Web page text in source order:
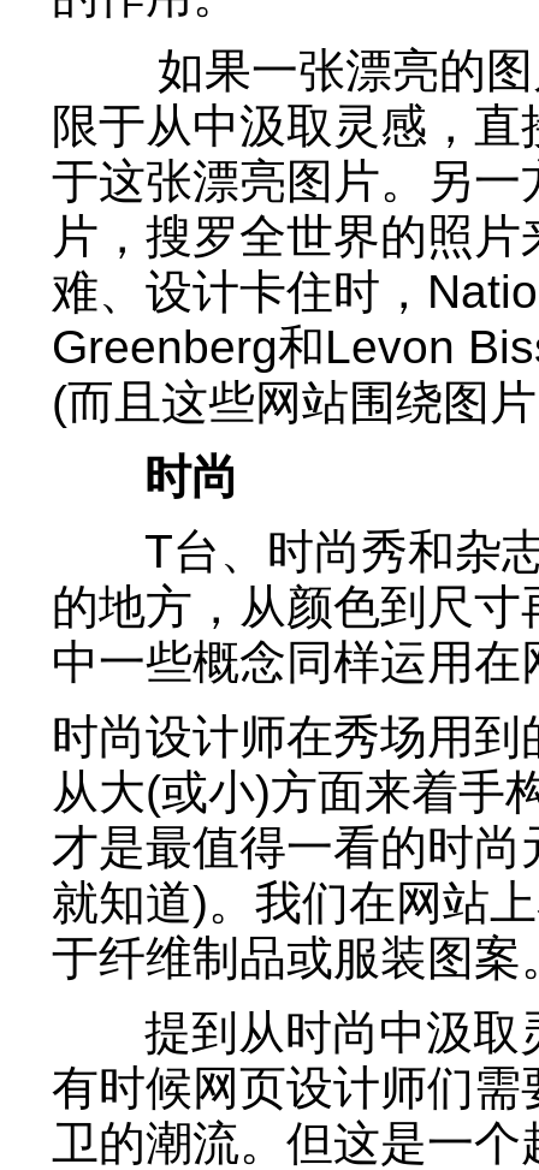
如果一张漂亮的图
限于从中汲取灵感，
于这张漂亮图片。另
片，搜罗全世界的照
难、设计卡住时，
Greenberg和Levon
(而且这些网站围绕图
时尚
T台、时尚秀和杂志
的地方，从颜色到尺
中一些概念同样运用在
时尚设计师在秀场用
从大(或小)方面来着手
才是最值得一看的时
就知道)。我们在网站
于纤维制品或服装图案
提到从时尚中汲取
有时候网页设计师们
卫的潮流。但这是一